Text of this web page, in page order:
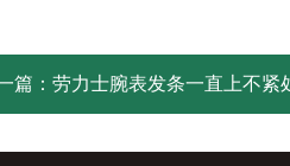
篇： 劳力士腕表发条一直上不紧